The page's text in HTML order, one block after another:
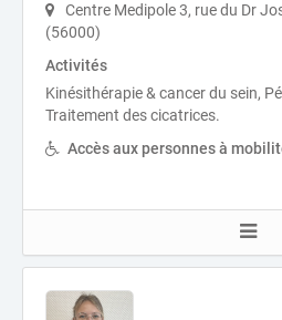
Centre Medipole 3, rue du Dr
(56000)
Activités
Kinésithérapie & cancer du sein,
Traitement des cicatrices.
Accès aux personnes à